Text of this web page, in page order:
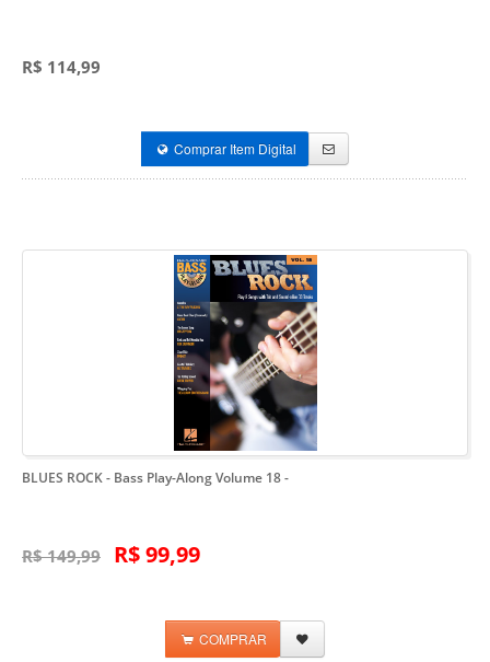
R$ 114,99
Comprar Item Digital
BLUES ROCK - Bass Play-Along Volume 18-
R$ 149,99 R$ 99,99
COMPRAR